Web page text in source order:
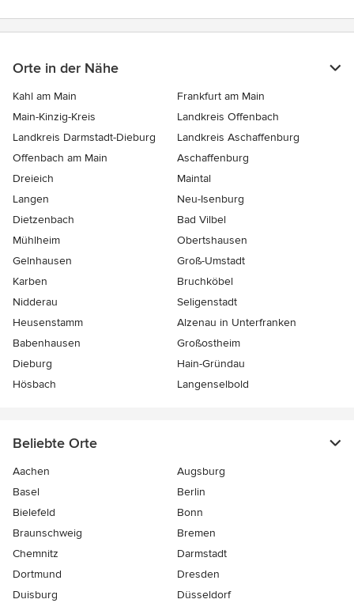
Orte in der Nähe
Kahl am Main
Frankfurt am Main
Main-Kinzig-Kreis
Landkreis Offenbach
Landkreis Darmstadt-Dieburg
Landkreis Aschaffenburg
Offenbach am Main
Aschaffenburg
Dreieich
Maintal
Langen
Neu-Isenburg
Dietzenbach
Bad Vilbel
Mühlheim
Obertshausen
Gelnhausen
Groß-Umstadt
Karben
Bruchköbel
Nidderau
Seligenstadt
Heusenstamm
Alzenau in Unterfranken
Babenhausen
Großostheim
Dieburg
Hain-Gründau
Hösbach
Langenselbold
Beliebte Orte
Aachen
Augsburg
Basel
Berlin
Bielefeld
Bonn
Braunschweig
Bremen
Chemnitz
Darmstadt
Dortmund
Dresden
Duisburg
Düsseldorf